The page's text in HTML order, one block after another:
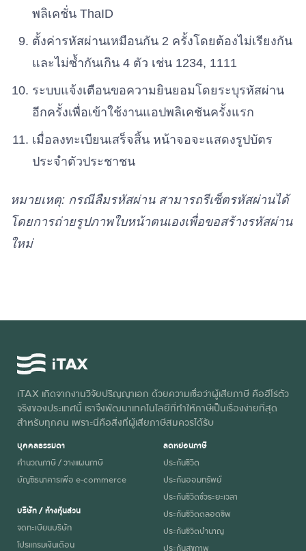
เบอร์ 64
พรรคเปลี่ยนอนาคต
พรรคพลังประชาธิปไตย
พลิเคชั่น ThaID
ตั้งค่ารหัสผ่านเหมือนกัน 2 ครั้งโดยต้องไม่เรียงกัน
และไม่ซ้ำกันเกิน 4 ตัว เช่น 1234, 1111
ระบบแจ้งเตือนขอความยินยอมโดยระบุรหัสผ่าน
อีกครั้งเพื่อเข้าใช้งานแอปพลิเคชันครั้งแรก
เมื่อลงทะเบียนเสร็จสิ้น หน้าจอจะแสดงรูปบัตร
ประจำตัวประชาชน
หมายเหตุ: กรณีลืมรหัสผ่าน สามารถรีเซ็ตรหัสผ่านได้
โดยการถ่ายรูปภาพใบหน้าตนเองเพื่อขอสร้างรหัสผ่าน
ใหม่
iTAX เกิดจากงานวิจัยปริญญาเอก ด้วยความเชื่อว่าผู้เสียภาษี คือฮีโร่ตัว
จริงของประเทศนี้ เราจึงพัฒนาเทคโนโลยีที่ทำให้ภาษีเป็นเรื่องง่ายที่สุด
สำหรับทุกคน เพราะนี่คือสิ่งที่ผู้เสียภาษีสมควรได้รับ
บุคคลธรรมดา
คำนวณภาษี / วางแผนภาษี
บัญชีธนาคารเพื่อ e-commerce
บริษัท / ห้างหุ้นส่วน
จดทะเบียนบริษัท
โปรแกรมเงินเดือน
ลดหย่อนภาษี
ประกันชีวิต
ประกันออมทรัพย์
ประกันชีวิตชั่วระยะเวลา
ประกันชีวิตตลอดชีพ
ประกันชีวิตบำนาญ
ประกันสุขภาพ